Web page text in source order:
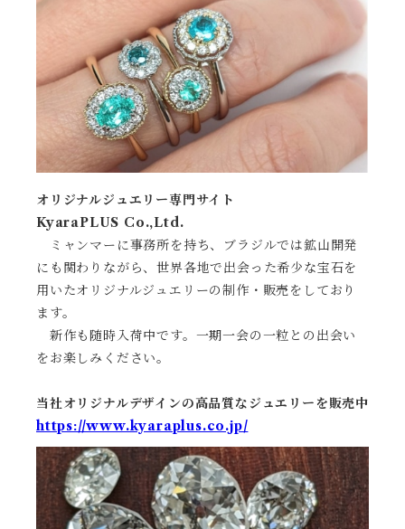
オリジナルジュエリー専門サイト
KyaraPLUS Co.,Ltd.
ミャンマーに事務所を持ち、ブラジルでは鉱山開発
にも関わりながら、世界各地で出会った希少な宝石を
用いたオリジナルジュエリーの制作・販売をしており
ます。
新作も随時入荷中です。一期一会の一粒との出会い
をお楽しみください。
当社オリジナルデザインの高品質なジュエリーを販売中
https://www.kyaraplus.co.jp/